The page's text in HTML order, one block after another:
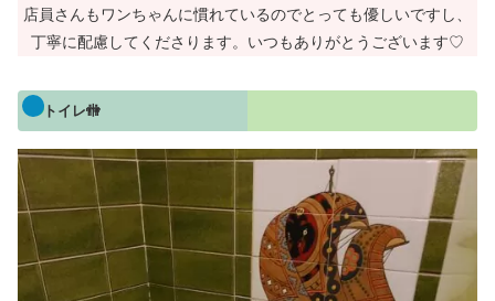
店員さんもワンちゃんに慣れているのでとっても優しいですし、
丁寧に配慮してくださります。いつもありがとうございます♡
トイレ🚻